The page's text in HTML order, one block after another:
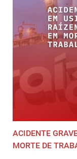
ACIDENTE
MORTE DE